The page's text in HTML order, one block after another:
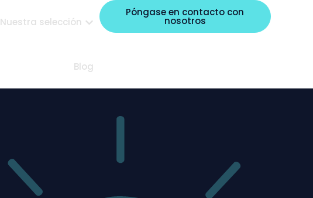
Nuestra selección
Blog
Póngase en contacto con
nosotros